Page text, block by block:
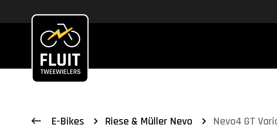
Zoeken
E-Bikes Riese & Müller Nevo